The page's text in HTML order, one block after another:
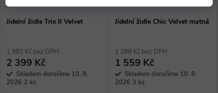
Jídelní židle Trix II Velvet
1 983 Kč bez DPH
2 399 Kč
Skladem doručíme 10. 8.
2026 2 ks
Jídelní židle Chic Velvet matná
1 288 Kč bez DPH
1 559 Kč
Skladem doručíme 10. 8.
2026 3 ks